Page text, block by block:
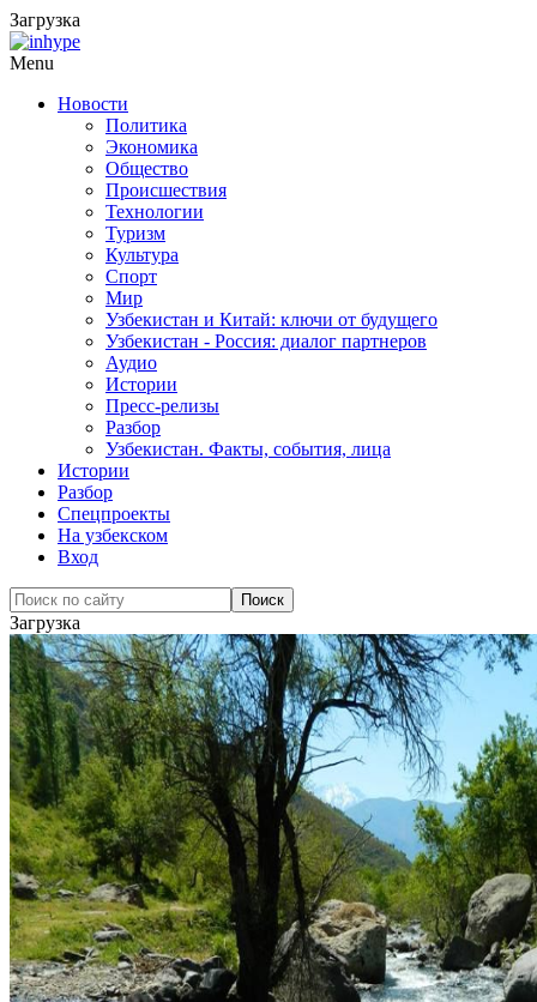
Загрузка
Menu
Новости
Политика
Экономика
Общество
Происшествия
Технологии
Туризм
Культура
Спорт
Мир
Узбекистан и Китай: ключи от будущего
Узбекистан - Россия: диалог партнеров
Аудио
Истории
Пресс-релизы
Разбор
Узбекистан. Факты, события, лица
Истории
Разбор
Спецпроекты
На узбекском
Вход
Загрузка